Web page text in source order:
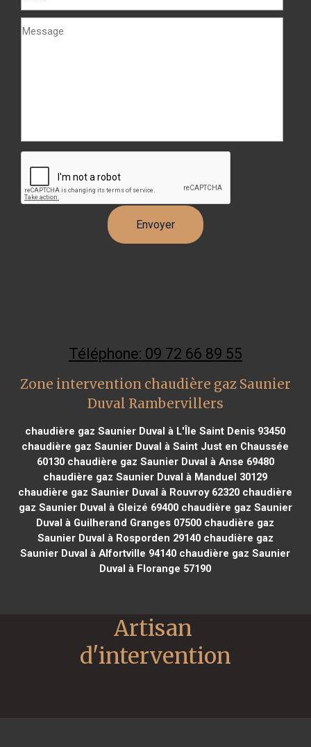
Téléphone: 09 72 66 89 55
Zone intervention chaudière gaz Saunier
Duval Rambervillers
chaudière gaz Saunier Duval à L'Île Saint Denis 93450
chaudière gaz Saunier Duval à Saint Just en Chaussée
60130chaudière gaz Saunier Duval à Anse 69480
chaudière gaz Saunier Duval à Manduel 30129
chaudière gaz Saunier Duval à Rouvroy 62320 chaudière
gaz Saunier Duval à Gleizé 69400chaudière gaz Saunier
Duval à Guilherand Granges 07500 chaudière gaz
Saunier Duval à Rosporden 29140chaudière gaz
Saunier Duval à Alfortville 94140 chaudière gaz Saunier
Duval à Florange 57190
Artisan
d'intervention